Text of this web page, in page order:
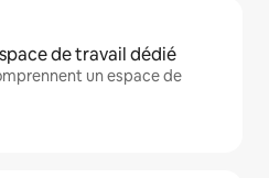
de travail dédié
un espace de